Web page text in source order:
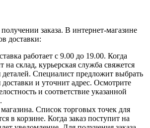
заказа. В интернет-магазине
доставки:
работает с 9.00 до 19.00. Когда
на склад, курьерская служба свяжется
деталей. Специалист предложит выбрать
доставки и уточнит адрес. Осмотрите
и соответствие указанной
Список торговых точек для
в корзине. Когда заказ поступит на